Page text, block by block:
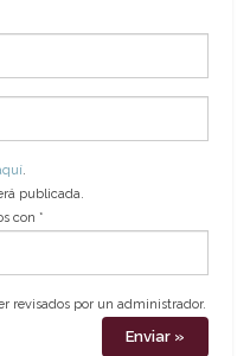
.
publicada.
con *
revisados por un administrador.